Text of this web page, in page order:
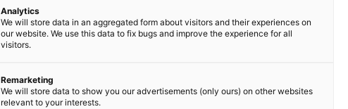
Las
Analytics
We will store data in an aggregated form about visitors and their experiences on
our website. We use this data to fix bugs and improve the experience for all
visitors.
Remarketing
We will store data to show you our advertisements (only ours) on other websites
relevant to your interests.